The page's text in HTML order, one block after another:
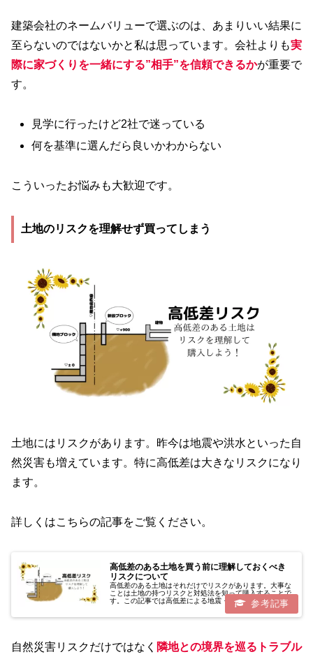
建築会社のネームバリューで選ぶのは、あまりいい結果に
至らないのではないかと私は思っています。会社よりも実
際に家づくりを一緒にする”相手”を信頼できるかが重要で
す。
見学に行ったけど2社で迷っている
何を基準に選んだら良いかわからない
こういったお悩みも大歓迎です。
土地のリスクを理解せず買ってしまう
土地にはリスクがあります。昨今は地震や洪水といった自
然災害も増えています。特に高低差は大きなリスクになり
ます。
詳しくはこちらの記事をご覧ください。
高低差のある土地を買う前に理解しておくべき
リスクについて
高低差のある土地はそれだけでリスクがあります。大事な
ことは土地の持つリスクと対処法を知って購入することで
す。この記事では高低差による地震・洪水・隣地トラブル
自然災害リスクだけではなく 隣地との境界を巡るトラブル